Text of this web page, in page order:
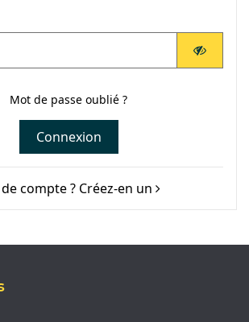
Mot de passe oublié ?
Connexion
de compte ? Créez-en un